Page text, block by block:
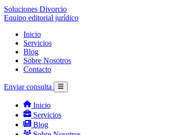
Soluciones Divorcio
Equipo editorial jurídico
Inicio
Servicios
Blog
Sobre Nosotros
Contacto
Enviar consulta
Inicio
Servicios
Blog